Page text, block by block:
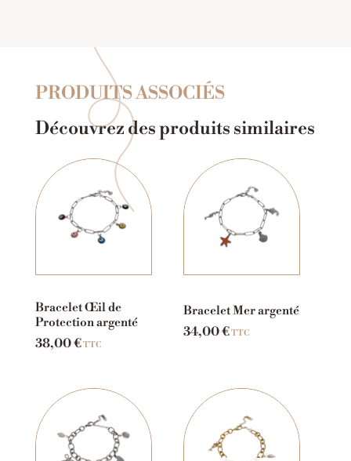
PRODUITS ASSOCIÉS
Découvrez des produits similaires
Bracelet Œil de
Protection argenté
38,00€TTC
Bracelet Mer argenté
34,00€TTC